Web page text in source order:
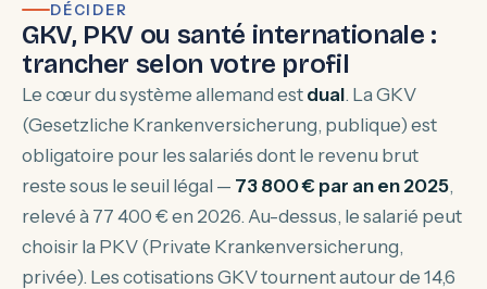
DÉCIDER
GKV, PKV ou santé internationale :
trancher selon votre profil
Le cœur du système allemand est dual. La GKV
(Gesetzliche Krankenversicherung, publique) est
obligatoire pour les salariés dont le revenu brut
reste sous le seuil légal — 73 800 € par an en 2025,
relevé à 77 400 € en 2026. Au-dessus, le salarié peut
choisir la PKV (Private Krankenversicherung,
privée). Les cotisations GKV tournent autour de 14,6